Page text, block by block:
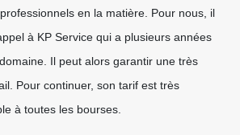
en la matière. Pour nous, il
à KP Service qui a plusieurs années
Il peut alors garantir une très
Pour continuer, son tarif est très
à toutes les bourses.